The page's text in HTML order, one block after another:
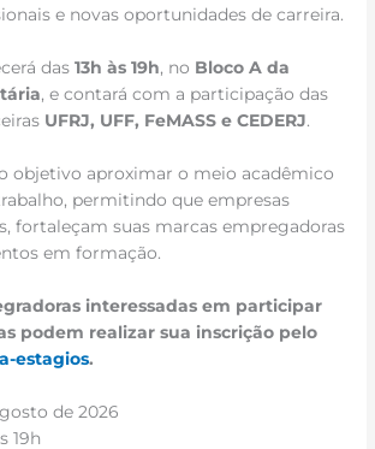
e novas oportunidades de carreira.
das13h às 19h, no Bloco A da
, e contará com a participação das
UFRJ, UFF, FeMASS e CEDERJ.
objetivo aproximar o meio acadêmico
permitindo que empresas
fortaleçam suas marcas empregadoras
em formação.
interessadas em participar
podem realizar sua inscrição pelo
estagios.
de 2026
19h